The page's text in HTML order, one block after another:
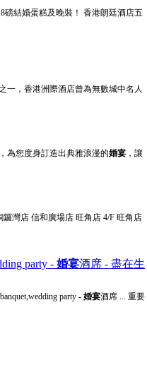
磅結婚蛋糕及晚裝！ 香港朗廷酒店五
一，香港洲際酒店曾為無數城中名人
為您度身訂造出典雅浪漫的婚宴 ，讓
鑼灣店 信和廣場店 旺角店 4/F 旺角店
party - 婚宴酒席 - 盡在生
party - 婚宴酒席 ... 重要